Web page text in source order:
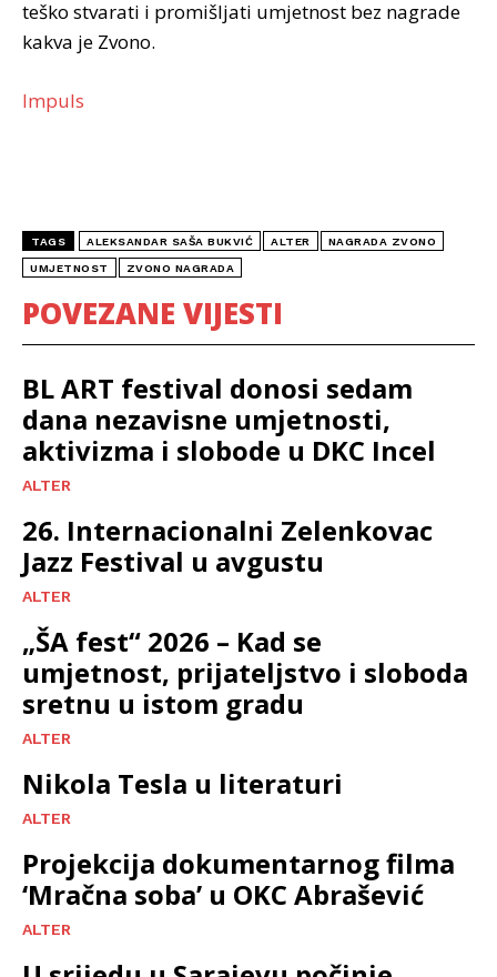
teško stvarati i promišljati umjetnost bez nagrade
kakva je Zvono.
Impuls
TAGS ALEKSANDAR SAŠA BUKVIĆ ALTER NAGRADA ZVONO
UMJETNOST ZVONO NAGRADA
POVEZANE VIJESTI
BL ART festival donosi sedam
dana nezavisne umjetnosti,
aktivizma i slobode u DKC Incel
ALTER
26. Internacionalni Zelenkovac
Jazz Festival u avgustu
ALTER
„ŠA fest“ 2026 – Kad se
umjetnost, prijateljstvo i sloboda
sretnu u istom gradu
ALTER
Nikola Tesla u literaturi
ALTER
Projekcija dokumentarnog filma
‘Mračna soba’ u OKC Abrašević
ALTER